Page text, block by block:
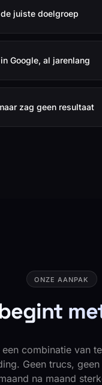
juiste doelgroep
Google, al jarenlang
zag geen resultaat
ONZE AANPAK
combinatie van
Geen trucs,
na maand